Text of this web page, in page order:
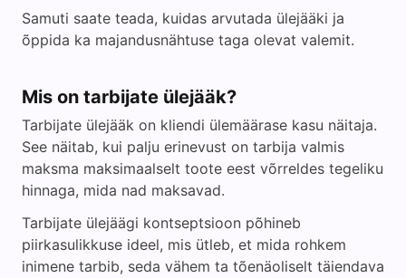
Samuti saate teada, kuidas arvutada ülejääki ja
õppida ka majandusnähtuse taga olevat valemit.
Mis on tarbijate ülejääk?
Tarbijate ülejääk on kliendi ülemäärase kasu näitaja.
See näitab, kui palju erinevust on tarbija valmis
maksma maksimaalselt toote eest võrreldes tegeliku
hinnaga, mida nad maksavad.
Tarbijate ülejäägi kontseptsioon põhineb
piirkasulikkuse ideel, mis ütleb, et mida rohkem
inimene tarbib, seda vähem ta tõenäoliselt täiendava